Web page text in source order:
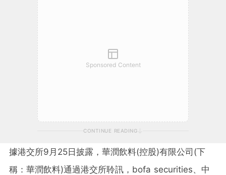
Sponsored Content
CONTINUE READING
據港交所9月25日披露，華潤飲料(控股)有限公司(下
稱：華潤飲料)通過港交所聆訊，bofa securities、中